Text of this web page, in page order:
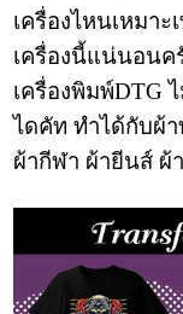
เครื่องไหนเหมาะ
เครื่องนี้แน่นอน
เครื่องพิมพ์DTG
ไดคัท ทำได้กับผ้า
ผ้ากีฬา ผ้ายีนส์ ผ้